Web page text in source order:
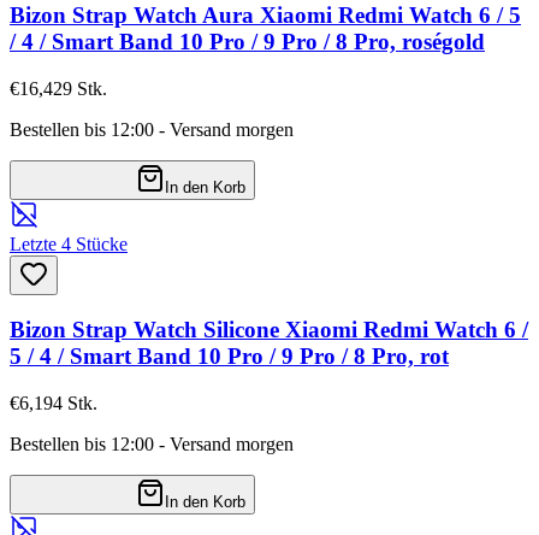
Bizon Strap Watch Aura Xiaomi Redmi Watch 6 / 5
/ 4 / Smart Band 10 Pro / 9 Pro / 8 Pro, roségold
€16,429 Stk.
Bestellen bis 12:00 - Versand morgen
In den Korb
Letzte 4 Stücke
Bizon Strap Watch Silicone Xiaomi Redmi Watch 6 /
5 / 4 / Smart Band 10 Pro / 9 Pro / 8 Pro, rot
€6,194 Stk.
Bestellen bis 12:00 - Versand morgen
In den Korb